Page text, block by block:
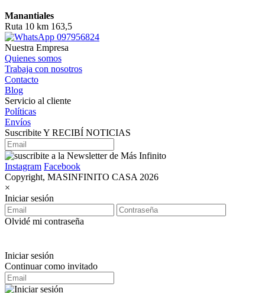
Manantiales
Ruta 10 km 163,5
097956824
Nuestra Empresa
Quienes somos
Trabaja con nosotros
Contacto
Blog
Servicio al cliente
Políticas
Envíos
Suscribite Y RECIBÍ NOTICIAS
Instagram Facebook
Copyright, MASINFINITO CASA 2026
×
Iniciar sesión
Olvidé mi contraseña
Iniciar sesión
Continuar como invitado